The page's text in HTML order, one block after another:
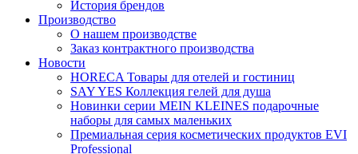
История брендов
Производство
О нашем производстве
Заказ контрактного производства
Новости
HORECA Товары для отелей и гостиниц
SAY YES Коллекция гелей для душа
Новинки серии MEIN KLEINES подарочные
наборы для самых маленьких
Премиальная серия косметических продуктов EVI
Professional